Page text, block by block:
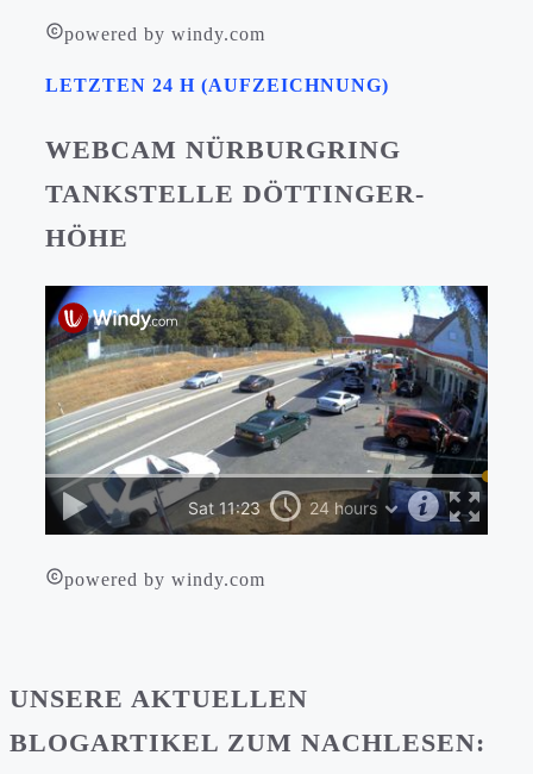
powered by windy.com
LETZTEN 24 H (AUFZEICHNUNG)
WEBCAM NÜRBURGRING
TANKSTELLE DÖTTINGER-
HÖHE
powered by windy.com
UNSERE AKTUELLEN
BLOGARTIKEL ZUM NACHLESEN: